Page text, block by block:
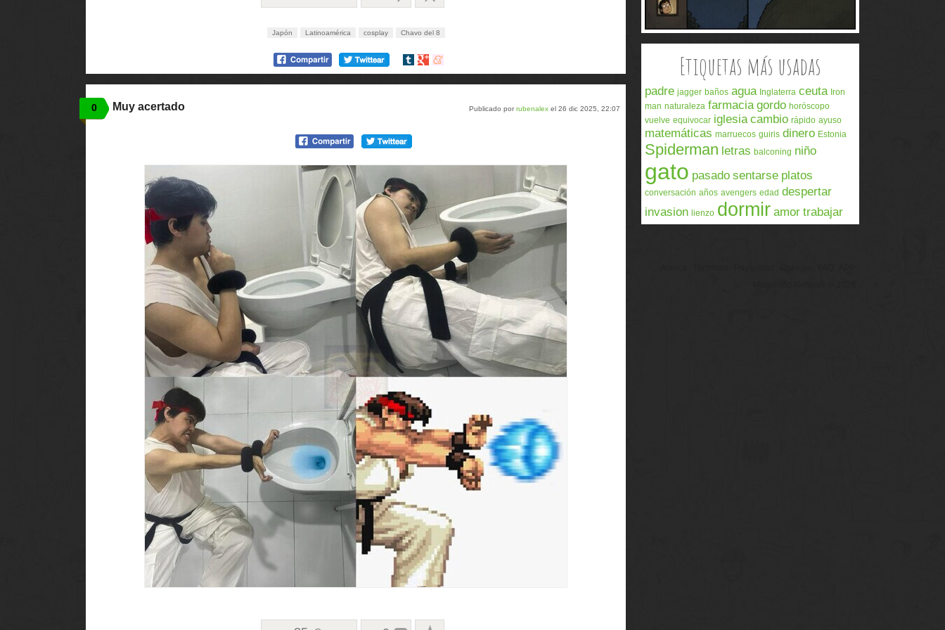
Japón Latinoamérica cosplay Chavo del 8
Compartir
Compartir
Compartir
0 Publicado porrubenalex el 26 dic 2025, 22:07
Muy acertado
Etiquetas más usadas
padre jagger baños agua Inglaterra ceuta Iron
man naturaleza farmacia gordo horóscopo
vuelve equivocar iglesia cambio rápido ayuso
matemáticas marruecos guiris dinero Estonia
Spiderman letras balconing niño
gato pasado sentarse platos
conversación años avengers edad despertar
invasion lienzo dormir amor trabajar